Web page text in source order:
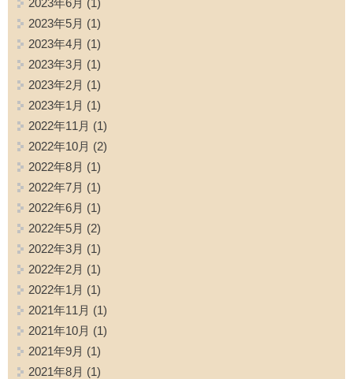
2023年6月 (1)
2023年5月 (1)
2023年4月 (1)
2023年3月 (1)
2023年2月 (1)
2023年1月 (1)
2022年11月 (1)
2022年10月 (2)
2022年8月 (1)
2022年7月 (1)
2022年6月 (1)
2022年5月 (2)
2022年3月 (1)
2022年2月 (1)
2022年1月 (1)
2021年11月 (1)
2021年10月 (1)
2021年9月 (1)
2021年8月 (1)